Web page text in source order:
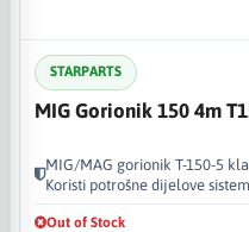
STARPARTS
MIG Gorionik 150 4m
MIG/MAG gorionik T-150-5
Koristi potrošne dijelove
Out of Stock